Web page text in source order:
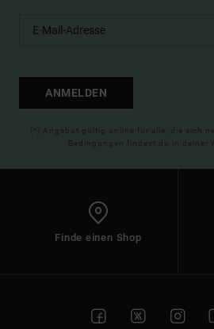
ANMELDEN
(*) Angebot gültig online für alle, die sich
Bedingungen findest du in deiner
Finde einen Shop